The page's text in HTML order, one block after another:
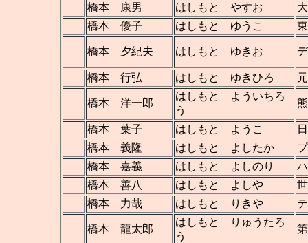
橋本 康男
はしもと やすお
橋本 優子
はしもと ゆうこ
橋本 夕紀夫 はしもと ゆきお
橋本 行弘 はしもと ゆきひろ
橋本 洋一郎
はしもと よういちろ
う
橋本 葉子 はしもと ようこ
橋本 義隆
はしもと よしたか
橋本 嘉義
はしもと よしのり
橋本 善八
はしもと よしや
橋本 力哉
はしもと りきや
橋本 龍太郎
はしもと りゅうたろ
う